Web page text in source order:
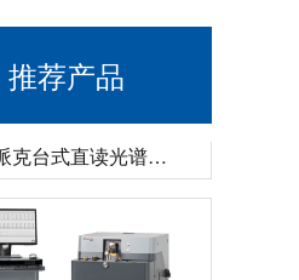
推荐产品
德国斯派克台式直读光谱仪SPECTRO MAXx 电弧/火花OES金属分析仪